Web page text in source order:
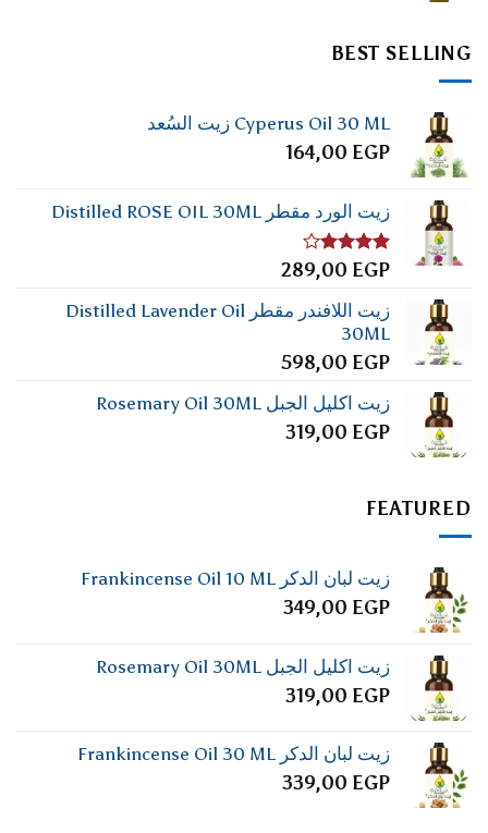
BEST SELLING
Cyperus Oil 30 ML زيت السُعد
164,00 EGP
زيت الورد مقطر Distilled ROSE OIL 30ML
تم
من
5
289,00 EGP
زيت اللافندر مقطر Distilled Lavender Oil
30ML
598,00 EGP
زيت اكليل الجبل Rosemary Oil 30ML
319,00 EGP
FEATURED
زيت لبان الدكر Frankincense Oil 10 ML
349,00 EGP
زيت اكليل الجبل Rosemary Oil 30ML
319,00 EGP
زيت لبان الدكر Frankincense Oil 30 ML
339,00 EGP